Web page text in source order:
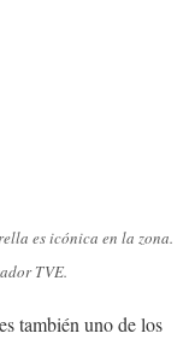
es icónica en la zona.
TVE.
también uno de los